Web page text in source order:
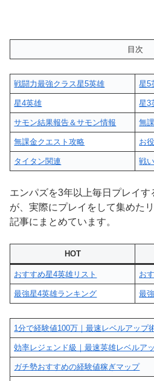
目次
戦闘力最強クラス星5英雄 星5
星4英雄 星3
サモン結果報告＆サモン情報 無
無課金クエスト攻略 お
タイタン関連 戦
エンパズを3年以上毎日プレイ
が、実際にプレイをして集めた
記事にまとめています。
HOT
おすすめ星4英雄リスト お
最強星4英雄ランキング 最
1分で経験値100万｜最速レベルアップ
効率レジェンド級｜最速英雄レベルア
ガチ勢おすすめの経験値稼ぎマップ